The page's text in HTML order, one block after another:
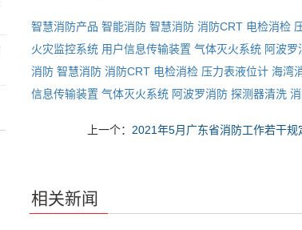
智慧消防产品 智能消防 智慧消防 消防CRT 电检消检
火灾监控系统 用户信息传输装置 气体灭火系统 阿波罗
消防 智慧消防 消防CRT 电检消检 压力表液位计 海湾
信息传输装置 气体灭火系统 阿波罗消防 探测器清洗
上一个： 2021年5月广东省消防工作若干规
相关新闻